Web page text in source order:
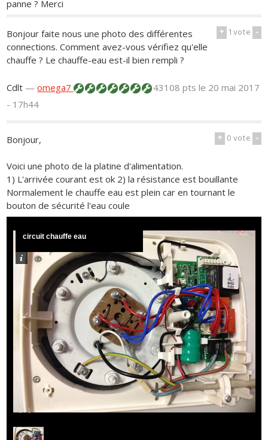
panne ? Merci
+ 1vote -
Bonjour faite nous une photo des différentes
connections. Comment avez-vous vérifiez qu'elle
chauffe ? Le chauffe-eau est-il bien rempli ?
Cdlt —omega7 43108 ptsle 20 mai 2017
- 17h44
+ 0vote -
Bonjour,
Voici une photo de la platine d'alimentation.
1) L'arrivée courant est ok 2) la résistance est bouillante
Normalement le chauffe eau est plein car en tournant le
bouton de sécurité l'eau coule
/ 1
circuit chauffe eau